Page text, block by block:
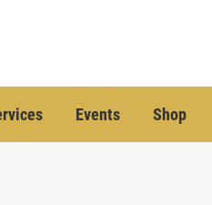
Events Shop